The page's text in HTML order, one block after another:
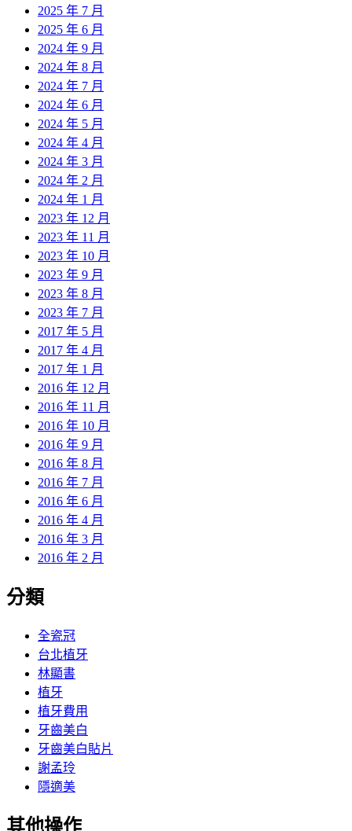
2025 年 7 月
2025 年 6 月
2024 年 9 月
2024 年 8 月
2024 年 7 月
2024 年 6 月
2024 年 5 月
2024 年 4 月
2024 年 3 月
2024 年 2 月
2024 年 1 月
2023 年 12 月
2023 年 11 月
2023 年 10 月
2023 年 9 月
2023 年 8 月
2023 年 7 月
2017 年 5 月
2017 年 4 月
2017 年 1 月
2016 年 12 月
2016 年 11 月
2016 年 10 月
2016 年 9 月
2016 年 8 月
2016 年 7 月
2016 年 6 月
2016 年 4 月
2016 年 3 月
2016 年 2 月
分類
全瓷冠
台北植牙
林顯書
植牙
植牙費用
牙齒美白
牙齒美白貼片
謝孟玲
隱適美
其他操作